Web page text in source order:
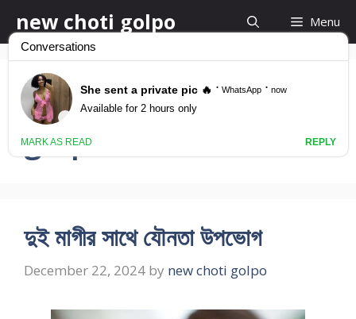
to
content
new choti golpo Menu
bangla group choti
golpo
দুই মাগীর সাথে যৌনতা উপভোগ
December 22, 2024 by new choti golpo